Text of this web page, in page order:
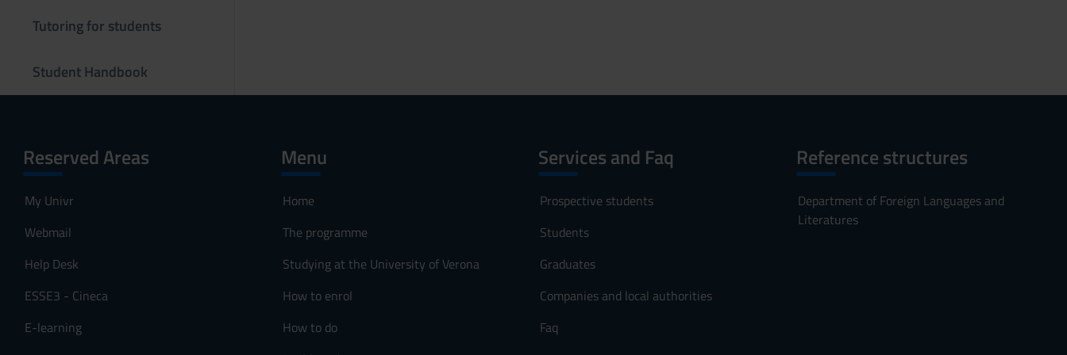
Tutoring for students
Student Handbook
Reserved Areas
My Univr
Webmail
Help Desk
ESSE3 - Cineca
E-learning
Menu
Home
The programme
Studying at the University of Verona
How to enrol
How to do
Services and Faq
Prospective students
Students
Graduates
Companies and local authorities
Faq
Reference structures
Department of Foreign Languages and
Literatures